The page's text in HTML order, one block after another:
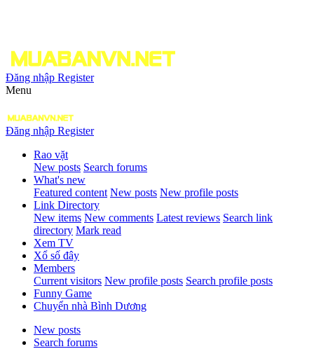
Đăng nhập Register
Menu
Đăng nhập Register
Rao vặt
New posts Search forums
What's new
Featured content New posts New profile posts
Link Directory
New items New comments Latest reviews Search link
directory Mark read
Xem TV
Xổ số đây
Members
Current visitors New profile posts Search profile posts
Funny Game
Chuyển nhà Bình Dương
New posts
Search forums